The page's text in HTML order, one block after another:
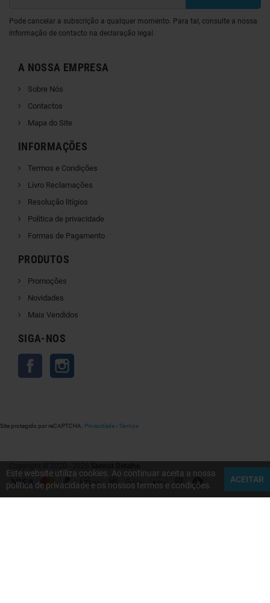
Pode cancelar a subscrição a qualquer momento. Para tal, consulte a nossa
informação de contacto na declaração legal.
A NOSSA EMPRESA
Sobre Nós
Contactos
Mapa do Site
INFORMAÇÕES
Termos e Condições
Livro Reclamações
Resolução litígios
Politica de privacidade
Formas de Pagamento
PRODUTOS
Promoções
Novidades
Mais Vendidos
SIGA-NOS
Facebook
Site protegido por reCAPTCHA. Privacidade-Termos
Este website utiliza cookies. Ao continuar aceita a nossa
política de privacidade e os nossos termos e condições.
ACEITAR